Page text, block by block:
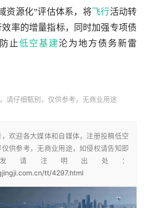
资源化”评估体系，将 飞行活动转
率的增量指标，同时加强专项债
止低空基建 沦为地方债务新雷
请仔细甄别，仅供参考，无商业用途
欢迎各大媒体和自媒体，注册投稿低空
供参考，无商业用途，如侵权请告知即
请注明出处：
tt/4297.html